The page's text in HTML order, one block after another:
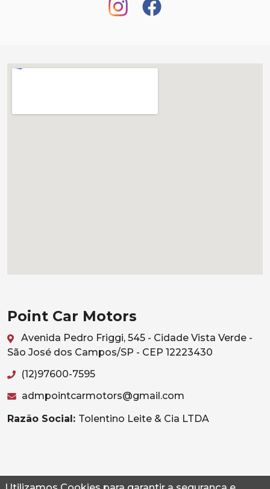
Point Car Motors
Avenida Pedro Friggi, 545 - Cidade Vista Verde -
São José dos Campos/SP - CEP 12223430
(12)97600-7595
admpointcarmotors@gmail.com
Razão Social: Tolentino Leite & Cia LTDA